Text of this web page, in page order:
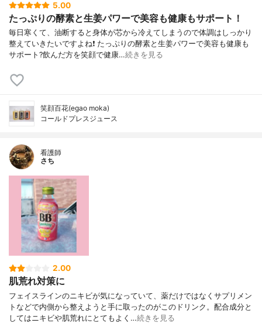
5.00
たっぷりの酵素と生姜パワーで美容も健康もサポート！
毎日寒くて、油断すると身体が芯から冷えてしまうので体調はしっかり
整えていきたいですよね❗ たっぷりの酵素と生姜パワーで美容も健康も
サポート?飲んだ方を笑顔で健康…続きを見る
笑顔百花(egao moka)
コールドプレスジュース
看護師
さち
2.00
肌荒れ対策に
フェイスラインのニキビが気になっていて、薬だけではなくサプリメン
トなどで内側から整えようと手に取ったのがこのドリンク。配合成分と
してはニキビや肌荒れにとてもよく…続きを見る